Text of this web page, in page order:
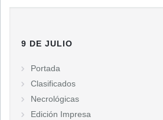
9 DE JULIO
Portada
Clasificados
Necrológicas
Edición Impresa